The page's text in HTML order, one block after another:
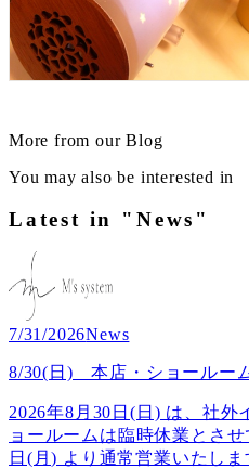
More from our Blog
You may also be interested in
Latest in "News"
7/31/2026News
8/30(日) 本店・ショールー
2026年8月30日(日) は、社外
ョールームは臨時休業とさ
日(月) より通常営業いたしま